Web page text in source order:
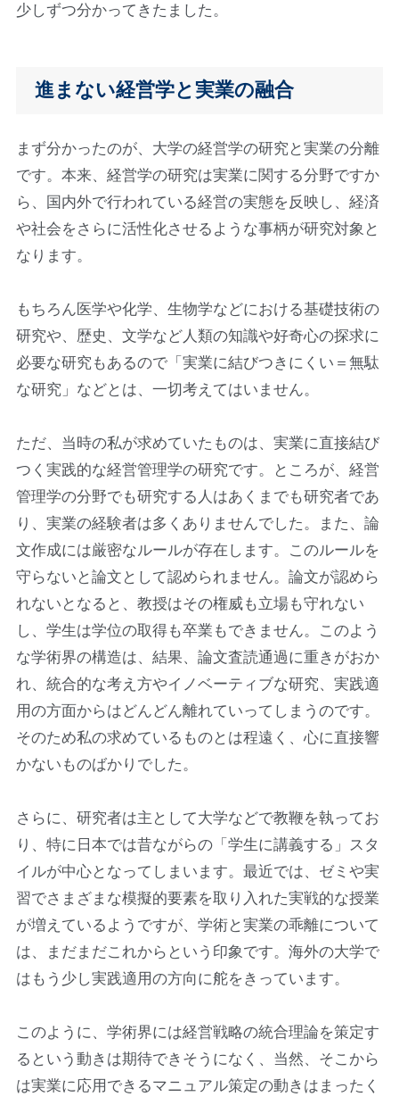
少しずつ分かってきたました。
進まない経営学と実業の融合
まず分かったのが、大学の経営学の研究と実業の分離
です。本来、経営学の研究は実業に関する分野ですか
ら、国内外で行われている経営の実態を反映し、経済
や社会をさらに活性化させるような事柄が研究対象と
なります。
もちろん医学や化学、生物学などにおける基礎技術の
研究や、歴史、文学など人類の知識や好奇心の探求に
必要な研究もあるので「実業に結びつきにくい＝無駄
な研究」などとは、一切考えてはいません。
ただ、当時の私が求めていたものは、実業に直接結び
つく実践的な経営管理学の研究です。ところが、経営
管理学の分野でも研究する人はあくまでも研究者であ
り、実業の経験者は多くありませんでした。また、論
文作成には厳密なルールが存在します。このルールを
守らないと論文として認められません。論文が認めら
れないとなると、教授はその権威も立場も守れない
し、学生は学位の取得も卒業もできません。このよう
な学術界の構造は、結果、論文査読通過に重きがおか
れ、統合的な考え方やイノベーティブな研究、実践適
用の方面からはどんどん離れていってしまうのです。
そのため私の求めているものとは程遠く、心に直接響
かないものばかりでした。
さらに、研究者は主として大学などで教鞭を執ってお
り、特に日本では昔ながらの「学生に講義する」スタ
イルが中心となってしまいます。最近では、ゼミや実
習でさまざまな模擬的要素を取り入れた実戦的な授業
が増えているようですが、学術と実業の乖離について
は、まだまだこれからという印象です。海外の大学で
はもう少し実践適用の方向に舵をきっています。
このように、学術界には経営戦略の統合理論を策定す
るという動きは期待できそうになく、当然、そこから
は実業に応用できるマニュアル策定の動きはまったく